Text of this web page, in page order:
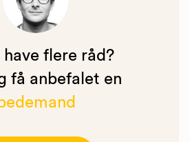
flere råd?
få anbefalet en
bedemand